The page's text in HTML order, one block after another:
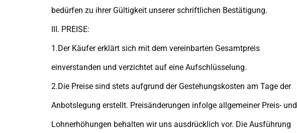
bedürfen zu ihrer Gültigkeit unserer schriftlichen Bestätigung.
III. PREISE:
1.Der Käufer erklärt sich mit dem vereinbarten Gesamtpreis
einverstanden und verzichtet auf eine Aufschlüsselung.
2.Die Preise sind stets aufgrund der Gestehungskosten am Tage der
Anbotslegung erstellt. Preisänderungen infolge allgemeiner Preis- und
Lohnerhöhungen behalten wir uns ausdrücklich vor. Die Ausführung